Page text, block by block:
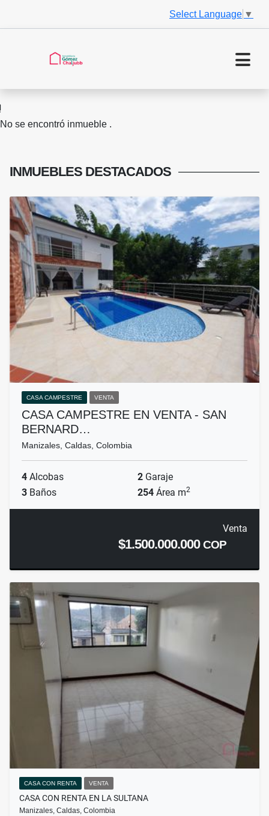
Select Language ▼
No se encontró inmueble .
INMUEBLES DESTACADOS
CASA CAMPESTRE VENTA
CASA CAMPESTRE EN VENTA - SAN
BERNARD…
Manizales, Caldas, Colombia
4 Alcobas 2 Garaje
3 Baños 254 Área m2
Venta
$1.500.000.000COP
CASA CON RENTA VENTA
CASA CON RENTA EN LA SULTANA
Manizales, Caldas, Colombia